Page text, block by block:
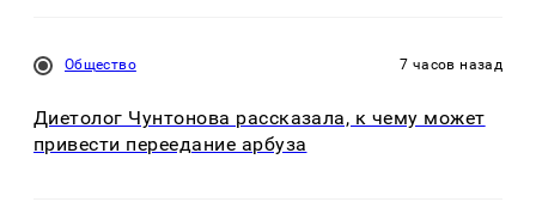
Общество 7 часов назад
Диетолог Чунтонова рассказала, к чему может
привести переедание арбуза